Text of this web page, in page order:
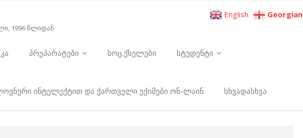
1996 წლიდან
პრეპარატები სოც.ქსელები სტუდენტი
ინტელექტით და ქართველი ექიმები ონ-ლაინ სხვადასხვა
English Georgian